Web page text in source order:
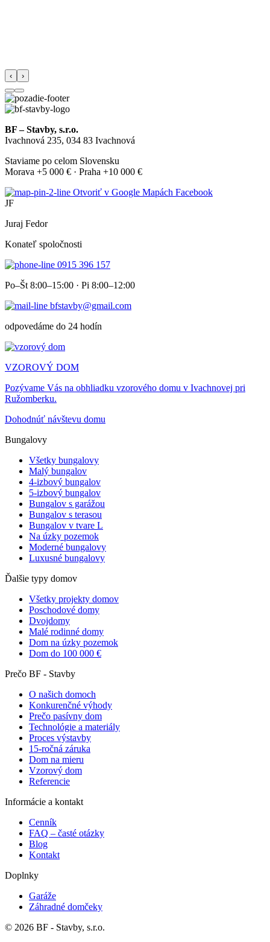
‹ ›
BF – Stavby, s.r.o.
Ivachnová 235, 034 83 Ivachnová
Staviame po celom Slovensku
Morava +5 000 € · Praha +10 000 €
Otvoriť v Google Mapách Facebook
JF
Juraj Fedor
Konateľ spoločnosti
0915 396 157
Po–Št 8:00–15:00 · Pi 8:00–12:00
bfstavby@gmail.com
odpovedáme do 24 hodín
VZOROVÝ DOM
Pozývame Vás na obhliadku vzorového domu v Ivachnovej pri
Ružomberku.
Dohodnúť návštevu domu
Bungalovy
Všetky bungalovy
Malý bungalov
4-izbový bungalov
5-izbový bungalov
Bungalov s garážou
Bungalov s terasou
Bungalov v tvare L
Na úzky pozemok
Moderné bungalovy
Luxusné bungalovy
Ďalšie typy domov
Všetky projekty domov
Poschodové domy
Dvojdomy
Malé rodinné domy
Dom na úzky pozemok
Dom do 100 000 €
Prečo BF - Stavby
O našich domoch
Konkurenčné výhody
Prečo pasívny dom
Technológie a materiály
Proces výstavby
15-ročná záruka
Dom na mieru
Vzorový dom
Referencie
Informácie a kontakt
Cenník
FAQ – časté otázky
Blog
Kontakt
Doplnky
Garáže
Záhradné domčeky
© 2026 BF - Stavby, s.r.o.